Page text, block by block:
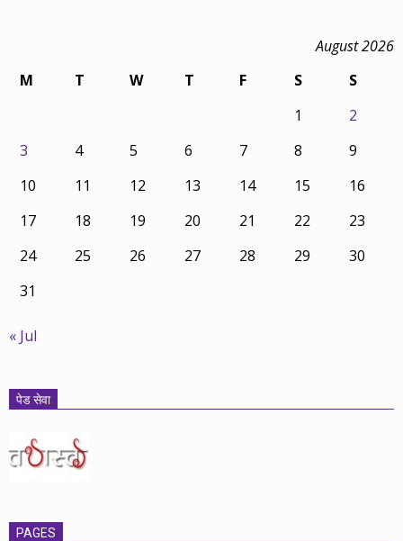
August 2026
M
T W T F S
S
1
2
3
4 5 6 7 8
9
10
11 12 13 14 15
16
17
18 19 20 21 22
23
24
25 26 27 28 29
30
31
« Jul
पेड सेवा
PAGES